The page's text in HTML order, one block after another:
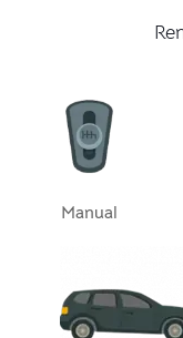
Manual